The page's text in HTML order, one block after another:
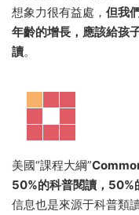
想象力很有益處， 但我
年齡的增長，應該給孩
讀。
美國“課程大綱”
50%的科普閱讀，50%
信息也是來源于科普類